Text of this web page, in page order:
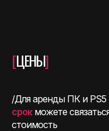
[ЦЕНЫ]
/Для аренды ПК и PS5
срокможете
стоимость